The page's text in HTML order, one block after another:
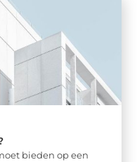
bieden op een